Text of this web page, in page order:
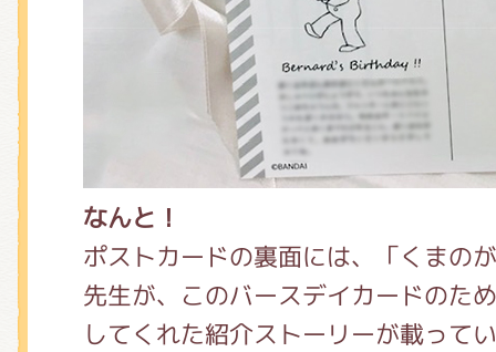
なんと！
ポストカードの裏面には、「くまの
先生が、このバースデイカードのた
してくれた紹介ストーリーが載って